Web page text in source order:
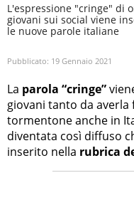
L'espressione "cringe" di
giovani sui social viene
le nuove parole italiane
Pubblicato: 19 Gennaio 2021
La parola “cringe”
giovani tanto da
tormentone anche in
diventata così diffuso
inserito nella rubrica